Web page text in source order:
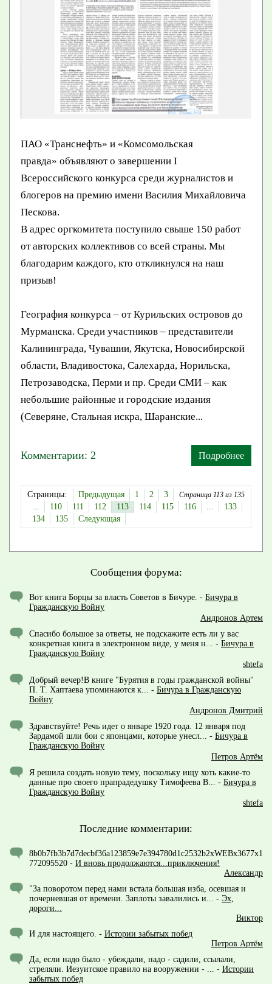
ПАО «Транснефть» и «Комсомольская
правда» объявляют о завершении I
Всероссийского конкурса среди журналистов и
блогеров на премию имени Василия Михайловича
Пескова.
В адрес оргкомитета поступило свыше 150 работ
от авторских коллективов со всей страны. Мы
благодарим каждого, кто откликнулся на наш
призыв!
География конкурса – от Курильских островов до
Мурманска. Среди участников – представители
Калининграда, Чувашии, Якутска, Новосибирской
области, Владивостока, Салехарда, Норильска,
Петрозаводска, Перми и пр. Среди СМИ – как
небольшие районные и городские издания
(Северяне, Стальная искра, Шаранские...
Комментарии: 2 Подробнее
Страница 113 из 135
Страницы: Предыдущая 1 2
3
110 111 112 113 114 115 116
133
134
135 Следующая
Сообщения форума:
Вот книга Борцы за власть Советов в Бичуре. - Бичура в
Гражданскую Войну
Андронов Артем
Спасибо большое за ответы, не подскажите есть ли у вас
конкретная книга в электронном виде, у меня н... - Бичура в
Гражданскую Войну
shtefa
Добрый вечер!В книге "Бурятия в годы гражданской войны"
П. Т. Хаптаева упоминаются к... - Бичура в Гражданскую
Войну
Андронов Дмитрий
Здравствуйте! Речь идет о январе 1920 года. 12 января под
Зардамой шли бои с японцами, которые унесл... - Бичура в
Гражданскую Войну
Петров Артём
Я решила создать новую тему, поскольку ищу хоть какие-то
данные про своего прапрадедушку Тимофеева В... - Бичура в
Гражданскую Войну
shtefa
Последние комментарии:
8b0b7fb3b7d7decbf36a123859e7e394780d1c2532b2xWEBx3677x1
772095520 - И вновь продолжаются...приключения!
Александр
"За поворотом перед нами встала большая изба, осевшая и
почерневшая от времени. Заплоты завалились и... - Эх,
дороги...
Виктор
И для настоящего. - Истории забытых побед
Петров Артём
Да, если надо было - убеждали, надо - садили, ссылали,
стреляли. Иезуитское правило на вооружении - ... - Истории
забытых побед